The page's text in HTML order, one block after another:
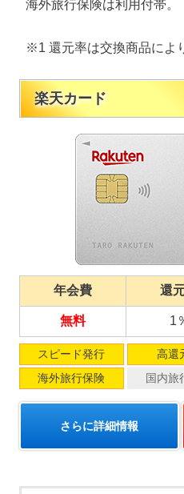
海外旅行保険は利用付帯。
※1 還元率は交換商品によ
楽天カード
年会費 還
無料 1
スピード発行 高還
海外旅行保険
国内旅
さらに詳細情報